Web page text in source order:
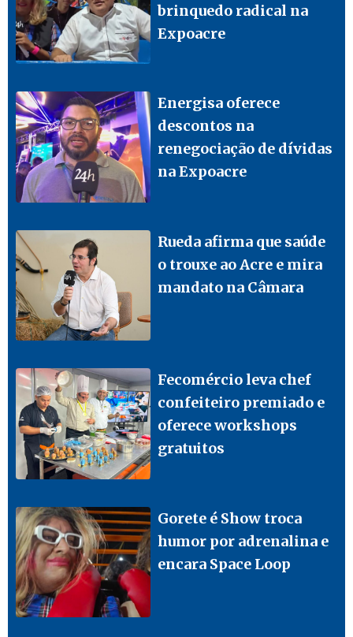
brinquedo radical na
Expoacre
Energisa oferece
descontos na
renegociação de dívidas
na Expoacre
Rueda afirma que saúde
o trouxe ao Acre e mira
mandato na Câmara
Fecomércio leva chef
confeiteiro premiado e
oferece workshops
gratuitos
Gorete é Show troca
humor por adrenalina e
encara Space Loop